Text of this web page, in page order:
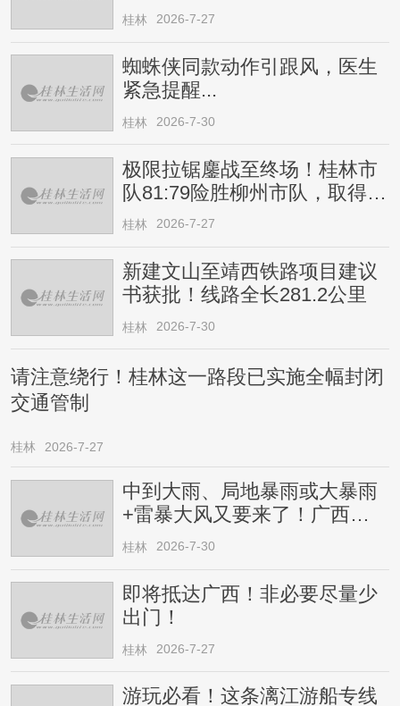
桂林 2026-7-27
蜘蛛侠同款动作引跟风，医生
紧急提醒...
桂林 2026-7-30
极限拉锯鏖战至终场！桂林市
队81:79险胜柳州市队，取得四
连胜
桂林 2026-7-27
新建文山至靖西铁路项目建议
书获批！线路全长281.2公里
桂林 2026-7-30
请注意绕行！桂林这一路段已实施全幅封闭
交通管制
桂林 2026-7-27
中到大雨、局地暴雨或大暴雨
+雷暴大风又要来了！广西人
请注意
桂林 2026-7-30
即将抵达广西！非必要尽量少
出门！
桂林 2026-7-27
游玩必看！这条漓江游船专线